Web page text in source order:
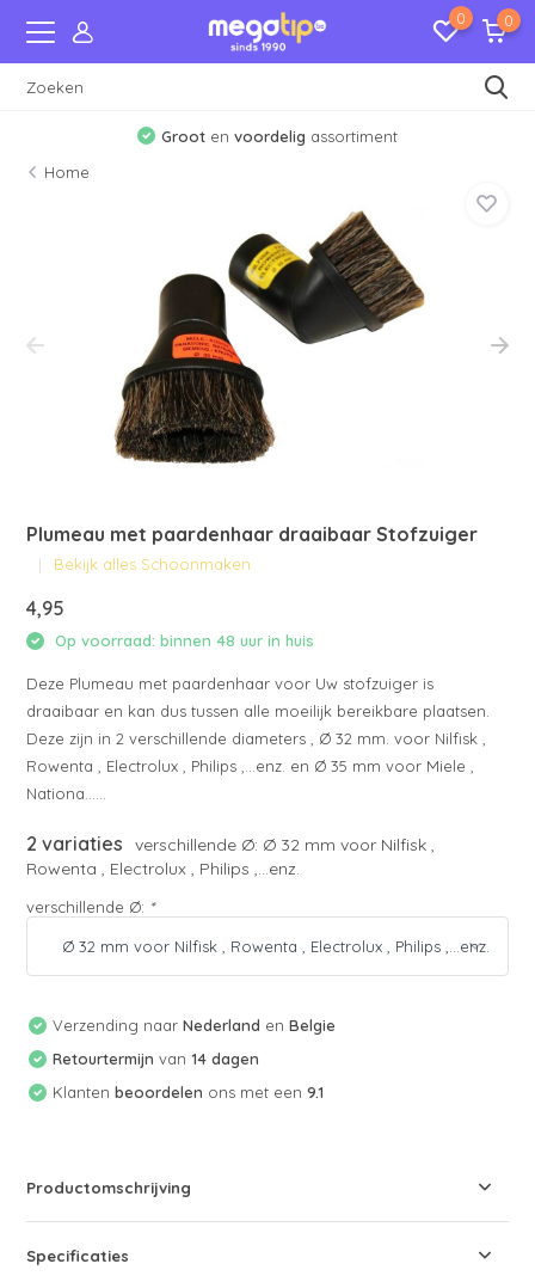
0 0
Groot envoordelig assortiment
Home
Plumeau met paardenhaar draaibaar Stofzuiger
Bekijk alles Schoonmaken
4,95
Op voorraad: binnen 48 uur in huis
Deze Plumeau met paardenhaar voor Uw stofzuiger is
draaibaar en kan dus tussen alle moeilijk bereikbare plaatsen.
Deze zijn in 2 verschillende diameters , Ø 32 mm. voor Nilfisk ,
Rowenta , Electrolux , Philips ,...enz. en Ø 35 mm voor Miele ,
Nationa......
2 variaties
verschillende Ø: Ø 32 mm voor Nilfisk ,
Rowenta , Electrolux , Philips ,...enz.
verschillende Ø: *
Verzending naarNederland enBelgie
Retourtermijn van 14 dagen
Klantenbeoordelen ons met een9.1
Productomschrijving
Specificaties